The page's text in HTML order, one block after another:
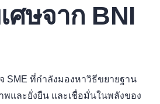
ศษจาก BNI
SME ที่กำลังมองหาวิธีขยายฐาน
และยั่งยืน และเชื่อมั่นในพลังของ